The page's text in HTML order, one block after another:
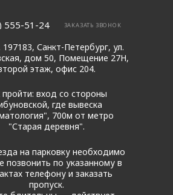
555-51-24 ЗАКАЗАТЬ ЗВОНОК
197183, Санкт-Петербург, ул.
дом 50, Помещение 27Н,
этаж, офис 204.
пройти: вход со стороны
где вывеска
700м от метро
"Старая деревня".
на парковку необходимо
позвонить по указанному в
телефону и заказать
пропуск.